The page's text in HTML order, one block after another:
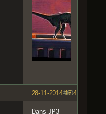
#60
28-11-2014 18:43:55
Dans JP3